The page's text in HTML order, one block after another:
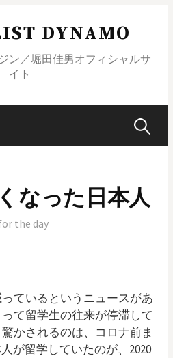
DYNAMO
ン／堀田佳男オフィシャルサ
イト
検
:
なった日本人
the day
ているというニュースがあ
て留学生の往来が停滞して
かされるのは、コロナ前ま
が留学していたのが、2020